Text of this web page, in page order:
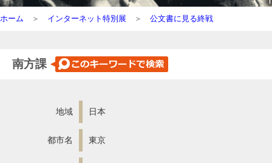
ホーム ＞ インターネット特別展 ＞ 公文書に見る終戦
南方課
地域 日本
都市名 東京